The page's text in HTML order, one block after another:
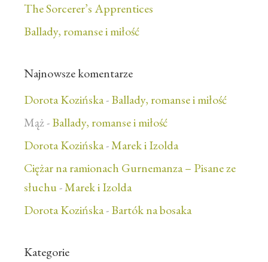
The Sorcerer’s Apprentices
Ballady, romanse i miłość
Najnowsze komentarze
Dorota Kozińska-Ballady, romanse i miłość
Mąż-Ballady, romanse i miłość
Dorota Kozińska-Marek i Izolda
Ciężar na ramionach Gurnemanza – Pisane ze
słuchu-Marek i Izolda
Dorota Kozińska-Bartók na bosaka
Kategorie